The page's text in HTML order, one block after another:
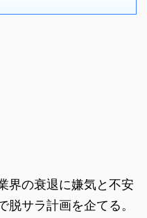
界の衰退に嫌気と不安
サラ計画を企てる。